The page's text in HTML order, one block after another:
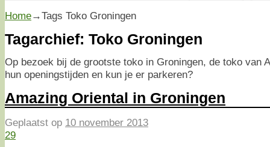
Home→Tags Toko Groningen
Tagarchief: Toko Groningen
Op bezoek bij de grootste toko in Groningen, de toko van
hun openingstijden en kun je er parkeren?
Amazing Oriental in Groningen
Geplaatst op 10 november 2013
29